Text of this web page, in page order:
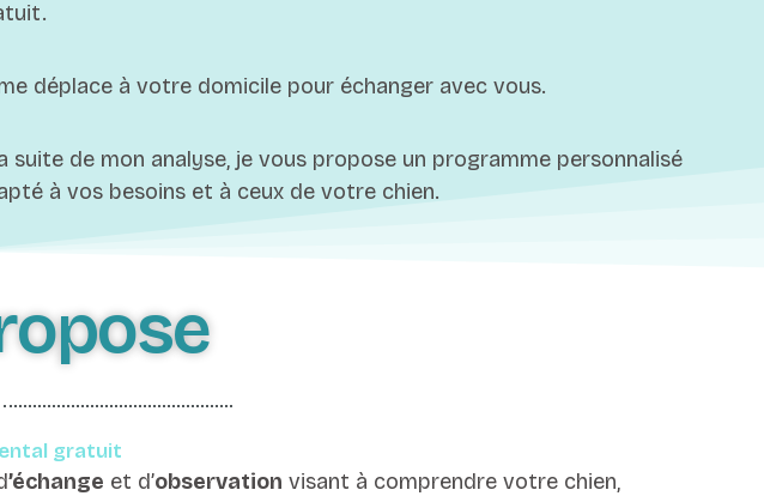
déplace à votre domicile pour échanger avec vous.
suite de mon analyse, je vous propose un programme personnalisé
à vos besoins et à ceux de votre chien.
gratuit
’échange et d’observation visant à comprendre votre chien,